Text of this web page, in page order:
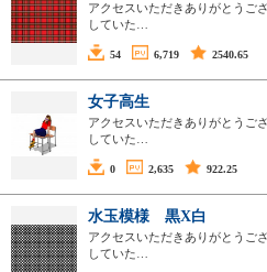
アクセスいただきありがとうご
していた…
54 6,719 2540.65
女子高生
アクセスいただきありがとうご
していた…
0 2,635 922.25
水玉模様 黒X白
アクセスいただきありがとうご
していた…